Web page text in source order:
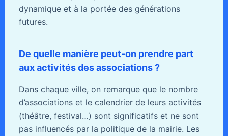
dynamique et à la portée des générations
futures.
De quelle manière peut-on prendre part
aux activités des associations ?
Dans chaque ville, on remarque que le nombre
d’associations et le calendrier de leurs activités
(théâtre, festival…) sont significatifs et ne sont
pas influencés par la politique de la mairie. Les